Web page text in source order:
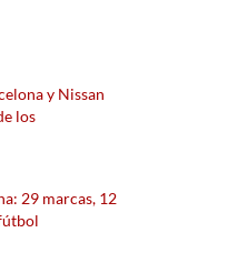
y Nissan
los
29 marcas, 12